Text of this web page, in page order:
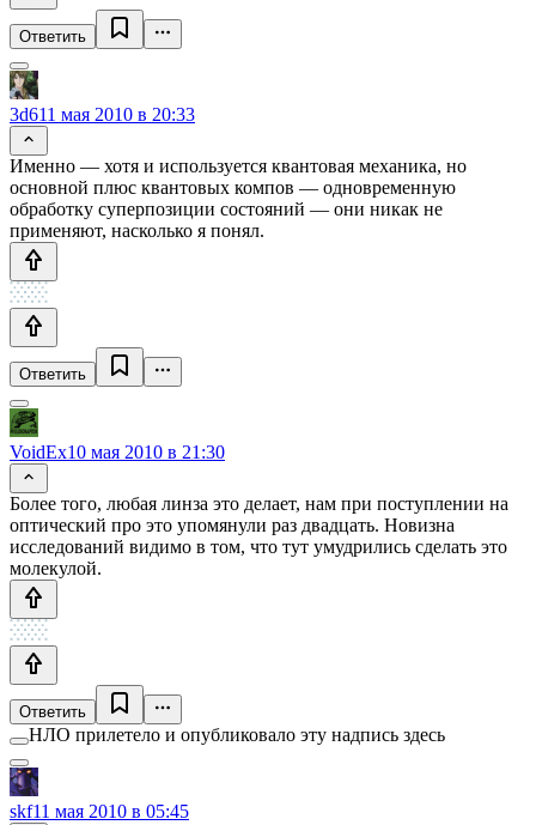
Ответить
3d611 мая 2010 в 20:33
Именно — хотя и используется квантовая механика, но
основной плюс квантовых компов — одновременную
обработку суперпозиции состояний — они никак не
применяют, насколько я понял.
Ответить
VoidEx10 мая 2010 в 21:30
Более того, любая линза это делает, нам при поступлении на
оптический про это упомянули раз двадцать. Новизна
исследований видимо в том, что тут умудрились сделать это
молекулой.
Ответить
НЛО прилетело и опубликовало эту надпись здесь
skf11 мая 2010 в 05:45